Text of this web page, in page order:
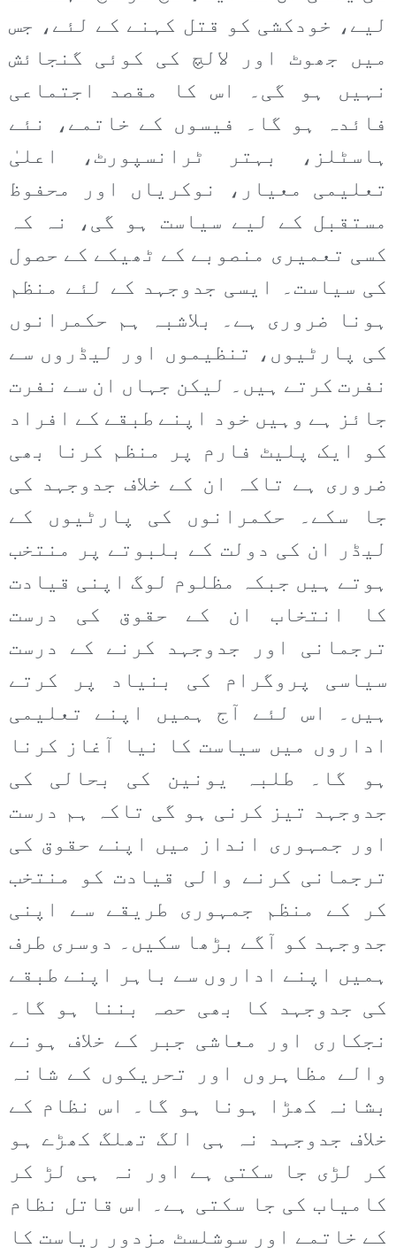
لیے، خودکشی کو قتل کہنے کے لئے، جس
میں جھوٹ اور لالچ کی کوئی گنجائش
نہیں ہو گی۔ اس کا مقصد اجتماعی
فائدہ ہو گا۔ فیسوں کے خاتمے، نئے
ہاسٹلز، بہتر ٹرانسپورٹ، اعلیٰ
تعلیمی معیار، نوکریاں اور محفوظ
مستقبل کے لیے سیاست ہو گی، نہ کہ
کسی تعمیری منصوبے کے ٹھیکے کے حصول
کی سیاست۔ ایسی جدوجہد کے لئے منظم
ہونا ضروری ہے۔ بلاشبہ ہم حکمرانوں
کی پارٹیوں، تنظیموں اور لیڈروں سے
نفرت کرتے ہیں۔ لیکن جہاں ان سے نفرت
جائز ہے وہیں خود اپنے طبقے کے افراد
کو ایک پلیٹ فارم پر منظم کرنا بھی
ضروری ہے تاکہ ان کے خلاف جدوجہد کی
جا سکے۔ حکمرانوں کی پارٹیوں کے
لیڈر ان کی دولت کے بلبوتے پر منتخب
ہوتے ہیں جبکہ مظلوم لوگ اپنی قیادت
کا انتخاب ان کے حقوق کی درست
ترجمانی اور جدوجہد کرنے کے درست
سیاسی پروگرام کی بنیاد پر کرتے
ہیں۔ اس لئے آج ہمیں اپنے تعلیمی
اداروں میں سیاست کا نیا آغاز کرنا
ہو گا۔ طلبہ یونین کی بحالی کی
جدوجہد تیز کرنی ہو گی تاکہ ہم درست
اور جمہوری انداز میں اپنے حقوق کی
ترجمانی کرنے والی قیادت کو منتخب
کر کے منظم جمہوری طریقے سے اپنی
جدوجہد کو آگے بڑھا سکیں۔ دوسری طرف
ہمیں اپنے اداروں سے باہر اپنے طبقے
کی جدوجہد کا بھی حصہ بننا ہو گا۔
نجکاری اور معاشی جبر کے خلاف ہونے
والے مظاہروں اور تحریکوں کے شانہ
بشانہ کھڑا ہونا ہو گا۔ اس نظام کے
خلاف جدوجہد نہ ہی الگ تھلگ کھڑے ہو
کر لڑی جا سکتی ہے اور نہ ہی لڑ کر
کامیاب کی جا سکتی ہے۔ اس قاتل نظام
کے خاتمے اور سوشلسٹ مزدور ریاست کا